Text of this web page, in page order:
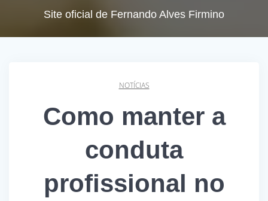
Site oficial de Fernando Alves Firmino
NOTÍCIAS
Como manter a
conduta
profissional no